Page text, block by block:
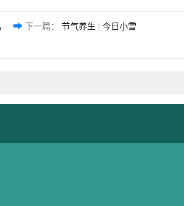
下一篇： 节气养生 | 今日小雪